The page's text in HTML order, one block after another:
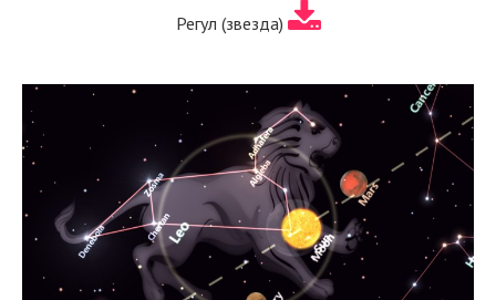
Регул (звезда)